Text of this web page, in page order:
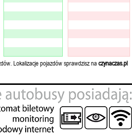
Lokalizacje pojazdów sprawdzisz naczynaczas.pl